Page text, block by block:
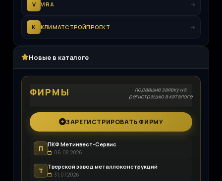
V VIRA
К КЛИМАТСТРОЙПРОЕКТ
Новые в каталоге
ФИРМЫ
подавшие заявку на
регистрацию в каталоге
ЗАРЕГИСТРИРОВАТЬ ФИРМУ
П
ПКФ Метинвест-Сервис
06.08.2026
Т
Тверской завод металлоконструкций
31.07.2026